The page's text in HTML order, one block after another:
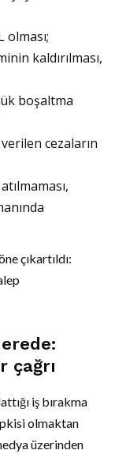
olması;
kaldırılması,
boşaltma
cezaların
çıkartıldı:
çağrı
iş bırakma
olmaktan
üzerinden